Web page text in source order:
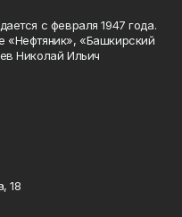
с февраля 1947 года.
«Нефтяник», «Башкирский
Николай Ильич
18